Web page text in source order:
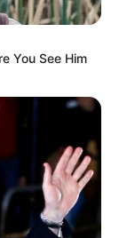
Mute
You See Him